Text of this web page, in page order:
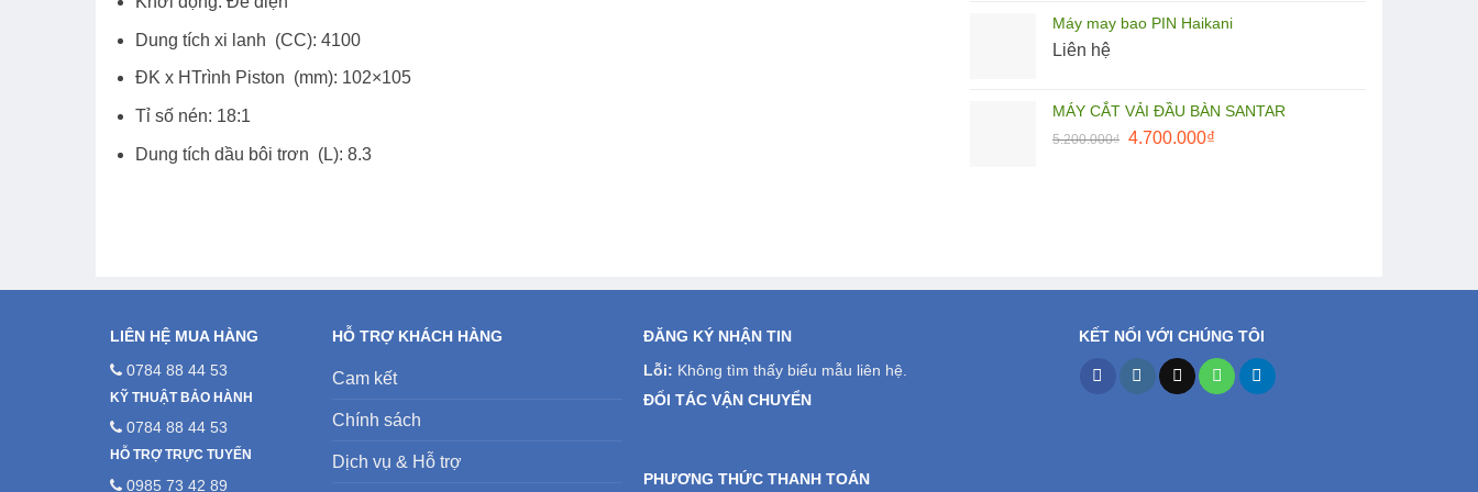
Dung tích xi lanh (CC): 4100
ĐK x HTrình Piston (mm): 102×105
Tỉ số nén: 18:1
Dung tích dầu bôi trơn (L): 8.3
là:
tại
Máy may bao PIN Haikani
Liên hệ
MÁY CẮT VẢI ĐẦU BÀN SANTAR
5.200.000₫ Giá
4.700.000₫Giá
LIÊN HỆ MUA HÀNG
0784 88 44 53
KỸ THUẬT BẢO HÀNH
0784 88 44 53
HỖ TRỢ TRỰC TUYẾN
0985 73 42 89
HỖ TRỢ KHÁCH HÀNG
Cam kết
Chính sách
Dịch vụ & Hỗ trợ
ĐĂNG KÝ NHẬN TIN
Lỗi: Không tìm thấy biểu mẫu liên hệ.
ĐỐI TÁC VẬN CHUYỂN
PHƯƠNG THỨC THANH TOÁN
KẾT NỐI VỚI CHÚNG TÔI